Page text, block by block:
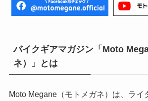
バイクギアマガジン「Moto
ネ）」とは
Moto Megane（モトメガネ）は、ライ